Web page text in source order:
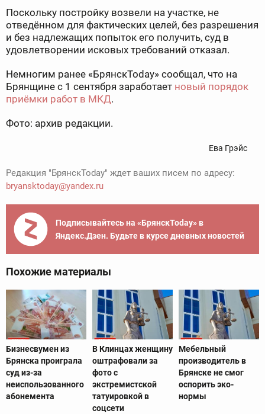
Поскольку постройку возвели на участке, не
отведённом для фактических целей, без разрешения
и без надлежащих попыток его получить, суд в
удовлетворении исковых требований отказал.
Немногим ранее «БрянскToday» сообщал, что на
Брянщине с 1 сентября заработает новый порядок
приёмки работ в МКД.
Фото: архив редакции.
Ева Грэйс
Редакция "БрянскToday" ждет ваших писем по адресу:
bryansktoday@yandex.ru
Подписывайтесь на «БрянскToday» в
Яндекс.Дзен. Будьте в курсе дневных новостей
Похожие материалы
Бизнесвумен из
Брянска проиграла
суд из-за
неиспользованного
абонемента
В Клинцах женщину
оштрафовали за
фото с
экстремистской
татуировкой в
соцсети
Мебельный
производитель в
Брянске не смог
оспорить эко-
нормы